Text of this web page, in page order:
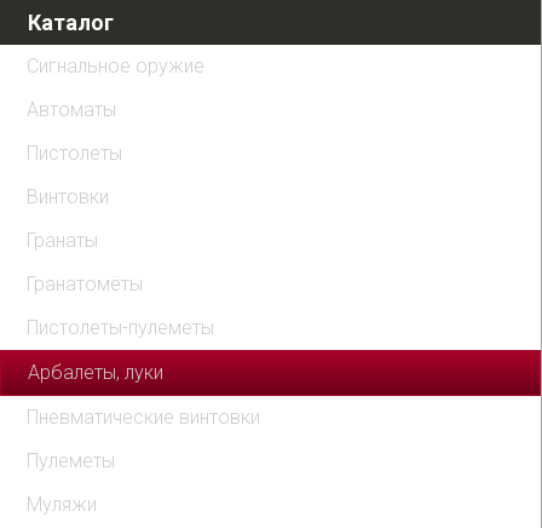
Каталог
Сигнальное оружие
Автоматы
Пистолеты
Винтовки
Гранаты
Гранатомёты
Пистолеты-пулеметы
Арбалеты, луки
Пневматические винтовки
Пулеметы
Муляжи